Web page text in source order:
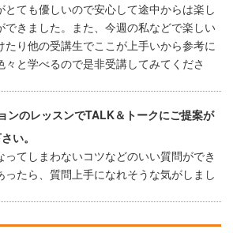
とても優しいので安心して途中からは楽し
できました。また、今週の私などで楽しい
たり他の受講生でここが上手いから参考に
々と学べるので是非受講してみてくださ
ンのレッスンでTALK＆トークにご提案が
い。
ってしまわないコツなどのいい質問ができ
ったら、質問上手になれそうな気がしまし